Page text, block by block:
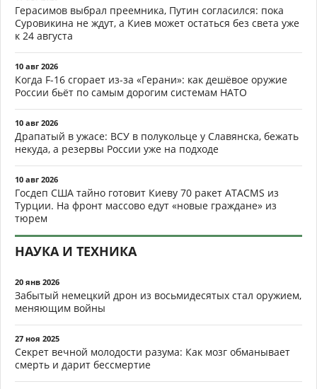
Герасимов выбрал преемника, Путин согласился: пока
Суровикина не ждут, а Киев может остаться без света уже
к 24 августа
10 авг 2026
Когда F-16 сгорает из-за «Герани»: как дешёвое оружие
России бьёт по самым дорогим системам НАТО
10 авг 2026
Драпатый в ужасе: ВСУ в полукольце у Славянска, бежать
некуда, а резервы России уже на подходе
10 авг 2026
Госдеп США тайно готовит Киеву 70 ракет ATACMS из
Турции. На фронт массово едут «новые граждане» из
тюрем
НАУКА И ТЕХНИКА
20 янв 2026
Забытый немецкий дрон из восьмидесятых стал оружием,
меняющим войны
27 ноя 2025
Секрет вечной молодости разума: Как мозг обманывает
смерть и дарит бессмертие